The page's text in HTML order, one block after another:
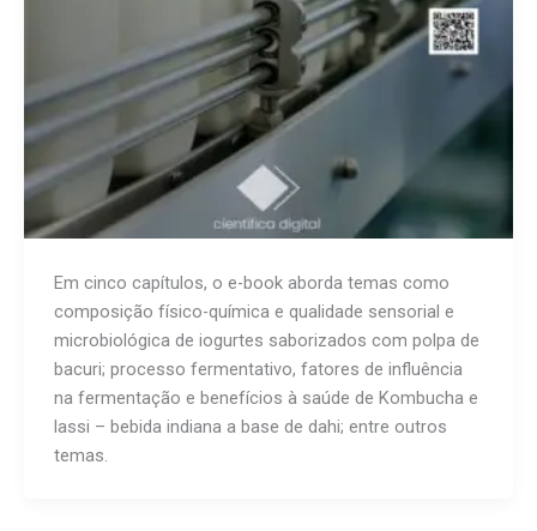
Em cinco capítulos, o e-book aborda temas como
composição físico-química e qualidade sensorial e
microbiológica de iogurtes saborizados com polpa de
bacuri; processo fermentativo, fatores de influência
na fermentação e benefícios à saúde de Kombucha e
lassi – bebida indiana a base de dahi; entre outros
temas.